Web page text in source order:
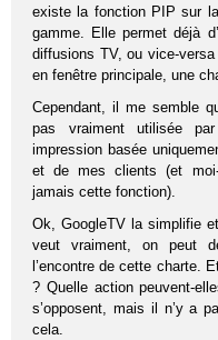
existe la fonction PIP sur
gamme. Elle permet déjà
diffusions TV, ou vice-
en fenêtre principale, une
Cependant, il me semble
pas vraiment utilisée
impression basée
et de mes clients (et moi-
jamais cette fonction).
Ok, GoogleTV la simplifie
veut vraiment, on peut
l’encontre de cette charte.
? Quelle action peuvent-
s’opposent, mais il n’y a
cela.